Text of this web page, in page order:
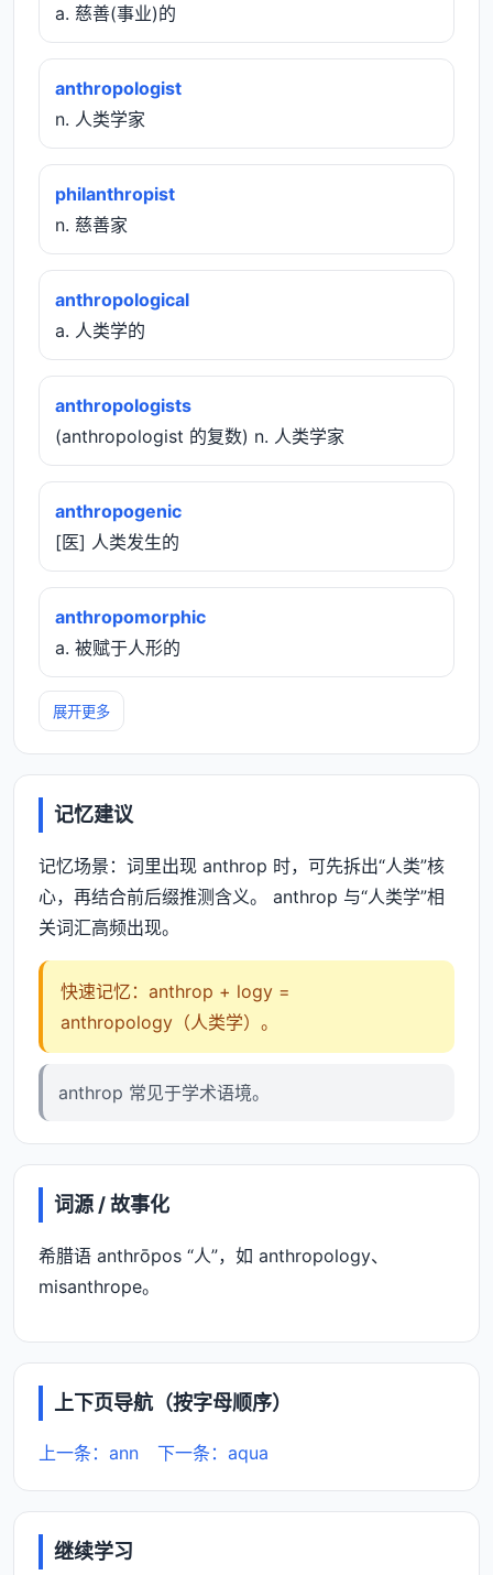
a. 慈善(事业)的
anthropologist
n. 人类学家
philanthropist
n. 慈善家
anthropological
a. 人类学的
anthropologists
(anthropologist 的复数) n. 人类学家
anthropogenic
[医] 人类发生的
anthropomorphic
a. 被赋于人形的
展开更多
记忆建议
记忆场景：词里出现 anthrop 时，可先拆出“人类”核
心，再结合前后缀推测含义。 anthrop 与“人类学”相
关词汇高频出现。
快速记忆：anthrop + logy =
anthropology（人类学）。
anthrop 常见于学术语境。
词源 / 故事化
希腊语 anthrōpos “人”，如 anthropology、
misanthrope。
上下页导航（按字母顺序）
上一条：ann 下一条：aqua
继续学习